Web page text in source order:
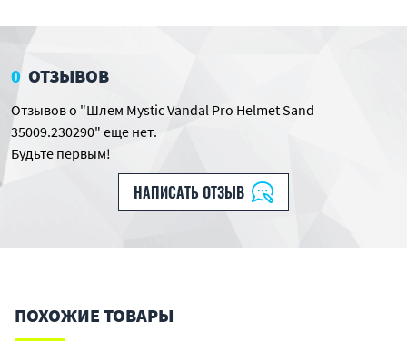
0 ОТЗЫВОВ
Отзывов о "Шлем Mystic Vandal Pro Helmet Sand
35009.230290" еще нет.
Будьте первым!
НАПИСАТЬ ОТЗЫВ
ПОХОЖИЕ ТОВАРЫ